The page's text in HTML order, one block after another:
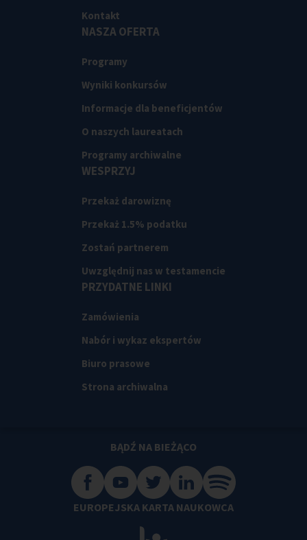
Kontakt
NASZA OFERTA
Programy
Wyniki konkursów
Informacje dla beneficjentów
O naszych laureatach
Programy archiwalne
WESPRZYJ
Przekaż darowiznę
Przekaż 1.5% podatku
Zostań partnerem
Uwzględnij nas w testamencie
PRZYDATNE LINKI
Zamówienia
Nabór i wykaz ekspertów
Biuro prasowe
Strona archiwalna
BĄDŹ NA BIEŻĄCO
EUROPEJSKA KARTA NAUKOWCA